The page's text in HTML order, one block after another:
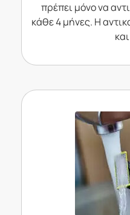
πρέπει μόνο να
κάθε 4 μήνες. Η